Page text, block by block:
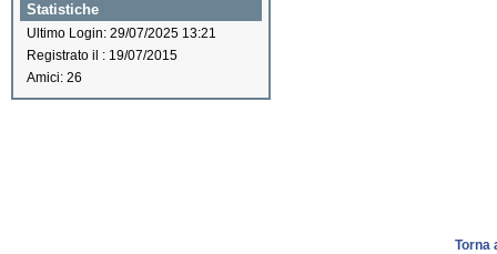
Statistiche
Ultimo Login: 29/07/2025 13:21
Registrato il : 19/07/2015
Amici: 26
Torna